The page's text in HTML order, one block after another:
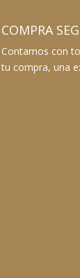
COMPRA
Contamos con
tu compra, una